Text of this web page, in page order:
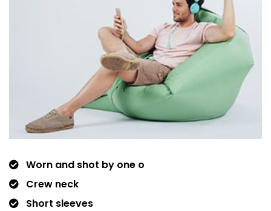
Worn and shot by one o
Crew neck
Short sleeves